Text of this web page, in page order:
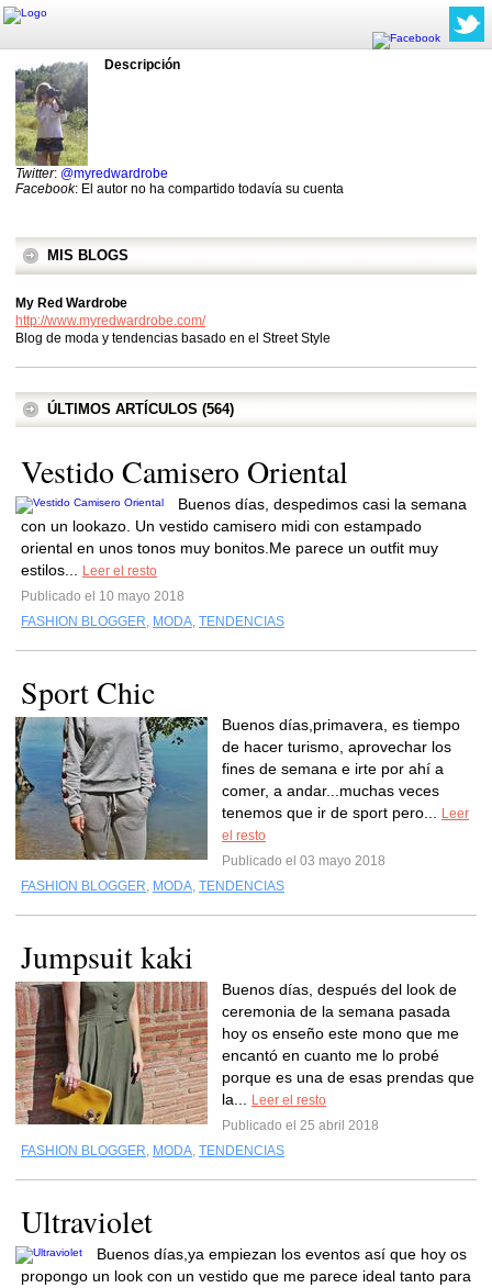
Descripción
Twitter: @myredwardrobe
Facebook: El autor no ha compartido todavía su cuenta
MIS BLOGS
My Red Wardrobe
http://www.myredwardrobe.com/
Blog de moda y tendencias basado en el Street Style
ÚLTIMOS ARTÍCULOS (564)
Vestido Camisero Oriental
Buenos días, despedimos casi la semana
con un lookazo. Un vestido camisero midi con estampado
oriental en unos tonos muy bonitos.Me parece un outfit muy
estilos...
Leer el resto
Publicado el 10 mayo 2018
FASHION BLOGGER, MODA, TENDENCIAS
Sport Chic
Buenos días,primavera, es tiempo
de hacer turismo, aprovechar los
fines de semana e irte por ahí a
comer, a andar...muchas veces
tenemos que ir de sport pero...
Leer
el resto
Publicado el 03 mayo 2018
FASHION BLOGGER, MODA, TENDENCIAS
Jumpsuit kaki
Buenos días, después del look de
ceremonia de la semana pasada
hoy os enseño este mono que me
encantó en cuanto me lo probé
porque es una de esas prendas que
la...
Leer el resto
Publicado el 25 abril 2018
FASHION BLOGGER, MODA, TENDENCIAS
Ultraviolet
Buenos días,ya empiezan los eventos así que hoy os
propongo un look con un vestido que me parece ideal tanto para